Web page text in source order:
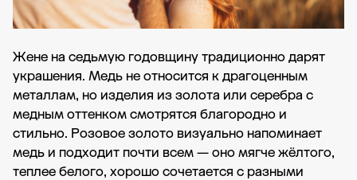
Жене на седьмую годовщину традиционно дарят
украшения. Медь не относится к драгоценным
металлам, но изделия из золота или серебра с
медным оттенком смотрятся благородно и
стильно. Розовое золото визуально напоминает
медь и подходит почти всем — оно мягче жёлтого,
теплее белого, хорошо сочетается с разными